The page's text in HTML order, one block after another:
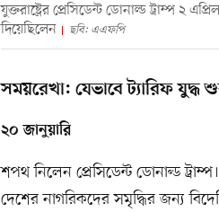
যুক্তরাষ্ট্রের প্রেসিডেন্ট ডোনাল্ড ট্রাম্প ২
দিয়েছিলেন
ছবি: এএফপি
সময়রেখা: যেভাবে ট্যারিফ যুদ্ধ
২০ জানুয়ারি
শপথ নিলেন প্রেসিডেন্ট ডোনাল্ড
দেশের নাগরিকদের সমৃদ্ধির জন্য